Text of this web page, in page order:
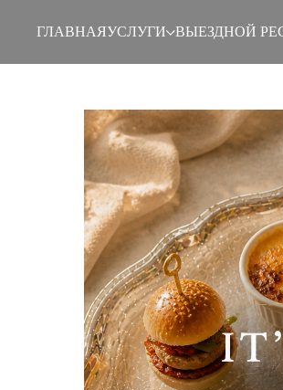
ГЛАВНАЯУСЛУГИ ВЫЕЗДНОЙ